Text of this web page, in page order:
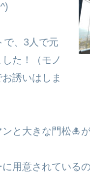
で、3人で元
た！（モノ
誘いはしま
と大きな門松🎍
用意されている